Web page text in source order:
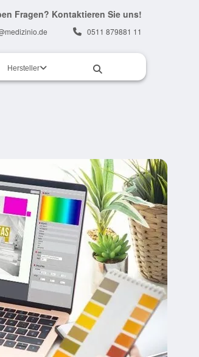
Fragen? Kontaktieren Sie uns!
0511 879881 11
Hersteller